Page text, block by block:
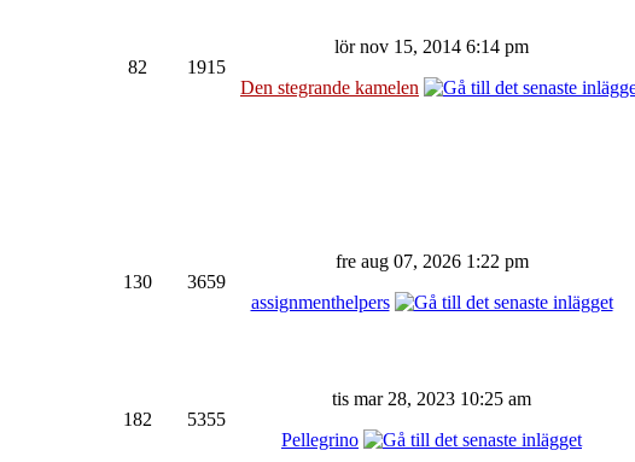
82 1915
lör nov 15, 2014 6:14 pm
Den stegrande kamelen
130 3659
fre aug 07, 2026 1:22 pm
assignmenthelpers
182 5355
tis mar 28, 2023 10:25 am
Pellegrino